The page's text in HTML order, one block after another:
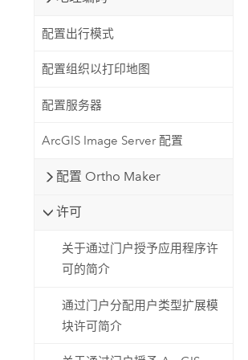
配置出行模式
配置组织以打印地图
配置服务器
ArcGIS Image Server 配置
配置 Ortho Maker
许可
关于通过门户授予应用程序许
可的简介
通过门户分配用户类型扩展模
块许可简介